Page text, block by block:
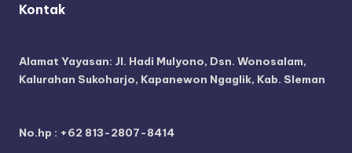
Kontak
Alamat Yayasan: Jl. Hadi Mulyono, Dsn. Wonosalam,
Kalurahan Sukoharjo, Kapanewon Ngaglik, Kab. Sleman
No.hp : +62 813-2807-8414